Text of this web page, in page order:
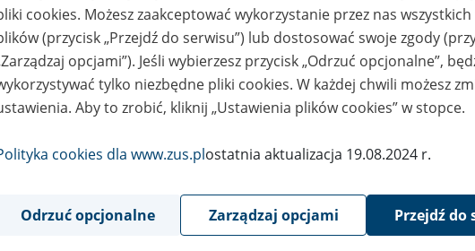
21
września
2020
Inspektorat w Kluczborku - utrudnienia
18
września
2020
Przywrócenie obsługi klientów w II
11
2020
Przywrócenie obsługi klientów w
Możliwe opóźnienia w otrzymywaniu
Ograniczenie w dostępie do portalu
cookies. Możesz zaakceptować wykorzystanie przez nas
(przycisk „Przejdź do serwisu”) lub dostosować swoje zgody
opcjami”). Jeśli wybierzesz przycisk „Odrzuć opcjonalne”,
tylko niezbędne pliki cookies. W każdej chwili możesz
Aby to zrobić, kliknij „Ustawienia plików cookies” w stopce.
cookies dla www.zus.plostatnia aktualizacja 19.08.2024 r.
Odrzuć opcjonalne Zarządzaj opcjami Przejdź do